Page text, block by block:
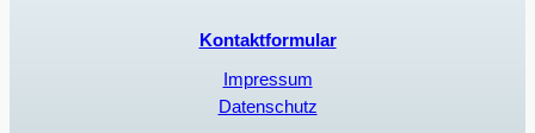
Kontaktformular
Impressum
Datenschutz